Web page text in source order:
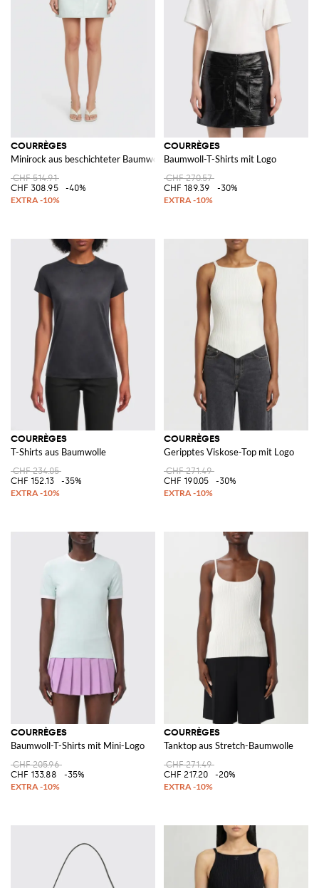
COURRÈGES
Minirock aus beschichteter Baumwolle
CHF 514.91
CHF 308.95
-40%
COURRÈGES
Baumwoll-T-Shirts mit Logo
CHF 270.57
CHF 189.39
-30%
COURRÈGES
T-Shirts aus Baumwolle
CHF 234.05
CHF 152.13
-35%
COURRÈGES
Geripptes Viskose-Top mit Logo
CHF 271.49
CHF 190.05
-30%
COURRÈGES
Baumwoll-T-Shirts mit Mini-Logo
CHF 205.96
CHF 133.88
-35%
COURRÈGES
Tanktop aus Stretch-Baumwolle
CHF 271.49
CHF 217.20
-20%